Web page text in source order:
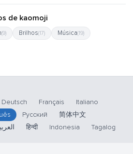
de kaomoji
(9) Brilhos(17) Música(19)
Deutsch Français
Italiano
Русский
简体中文
हिन्दी Indonesia Tagalog